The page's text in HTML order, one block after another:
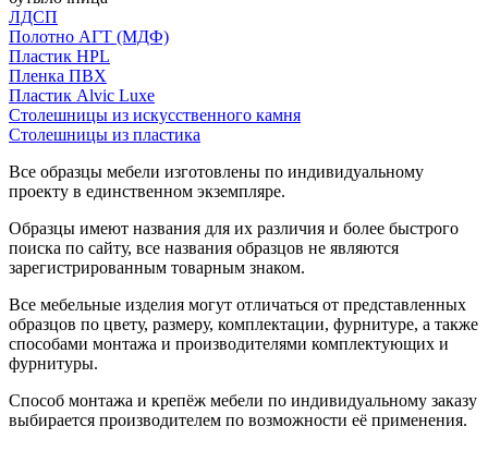
ЛДСП
Полотно АГТ (МДФ)
Пластик HPL
Пленка ПВХ
Пластик Alvic Luxe
Столешницы из искусственного камня
Столешницы из пластика
Все образцы мебели изготовлены по индивидуальному
проекту в единственном экземпляре.
Образцы имеют названия для их различия и более быстрого
поиска по сайту, все названия образцов не являются
зарегистрированным товарным знаком.
Все мебельные изделия могут отличаться от представленных
образцов по цвету, размеру, комплектации, фурнитуре, а также
способами монтажа и производителями комплектующих и
фурнитуры.
Способ монтажа и крепёж мебели по индивидуальному заказу
выбирается производителем по возможности её применения.